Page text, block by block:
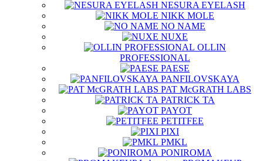
NESURA EYELASH
NIKK MOLE
NO NAME
NUXE
OLLIN
PROFESSIONAL
PAESE
PANFILOVSKAYA
PAT McGRATH LABS
PATRICK TA
PAYOT
PETITFEE
PIXI
PMKL
PONIROMA